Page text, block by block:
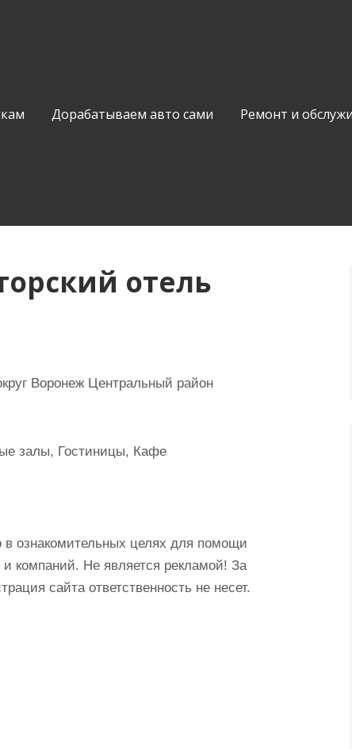
Дорабатываем авто сами Ремонт и
отель
Воронеж Центральный район
залы, Гостиницы, Кафе
ознакомительных целях для помощи
компаний. Не является рекламой! За
сайта ответственность не несет.